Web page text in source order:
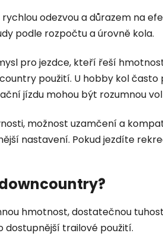
odezvou a důrazem na
podle rozpočtu a úrovně kola.
pro jezdce, kteří řeší
použití. U hobby kol
jízdu mohou být rozumnou
možnost uzamčení a
nastavení. Pokud jezdíte
hmotnost, dostatečnou
dostupnější trailové použití.